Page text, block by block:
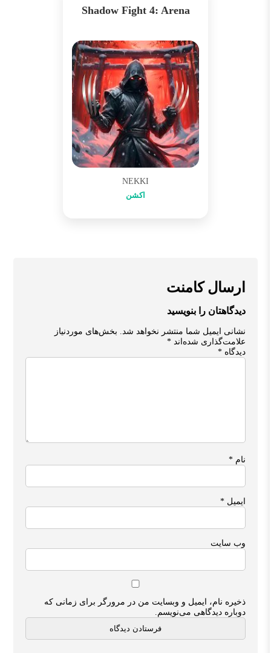
Shadow Fight 4: Arena
NEKKI
اکشن
ارسال کامنت
دیدگاهتان را بنویسید
نشانی ایمیل شما منتشر نخواهد شد. بخش‌های موردنیاز
علامت‌گذاری شده‌اند *
دیدگاه *
نام *
ایمیل *
وب‌ سایت
ذخیره نام، ایمیل و وبسایت من در مرورگر برای زمانی که
دوباره دیدگاهی می‌نویسم.